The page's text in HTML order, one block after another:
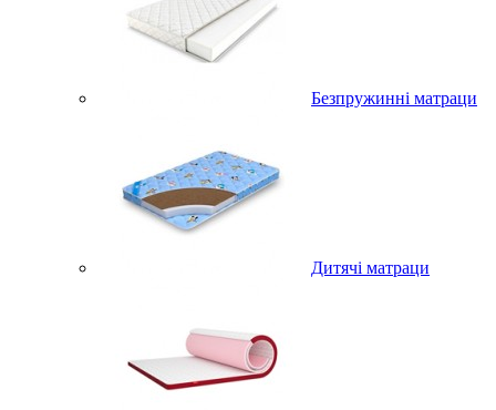
Безпружинні матраци
Дитячі матраци